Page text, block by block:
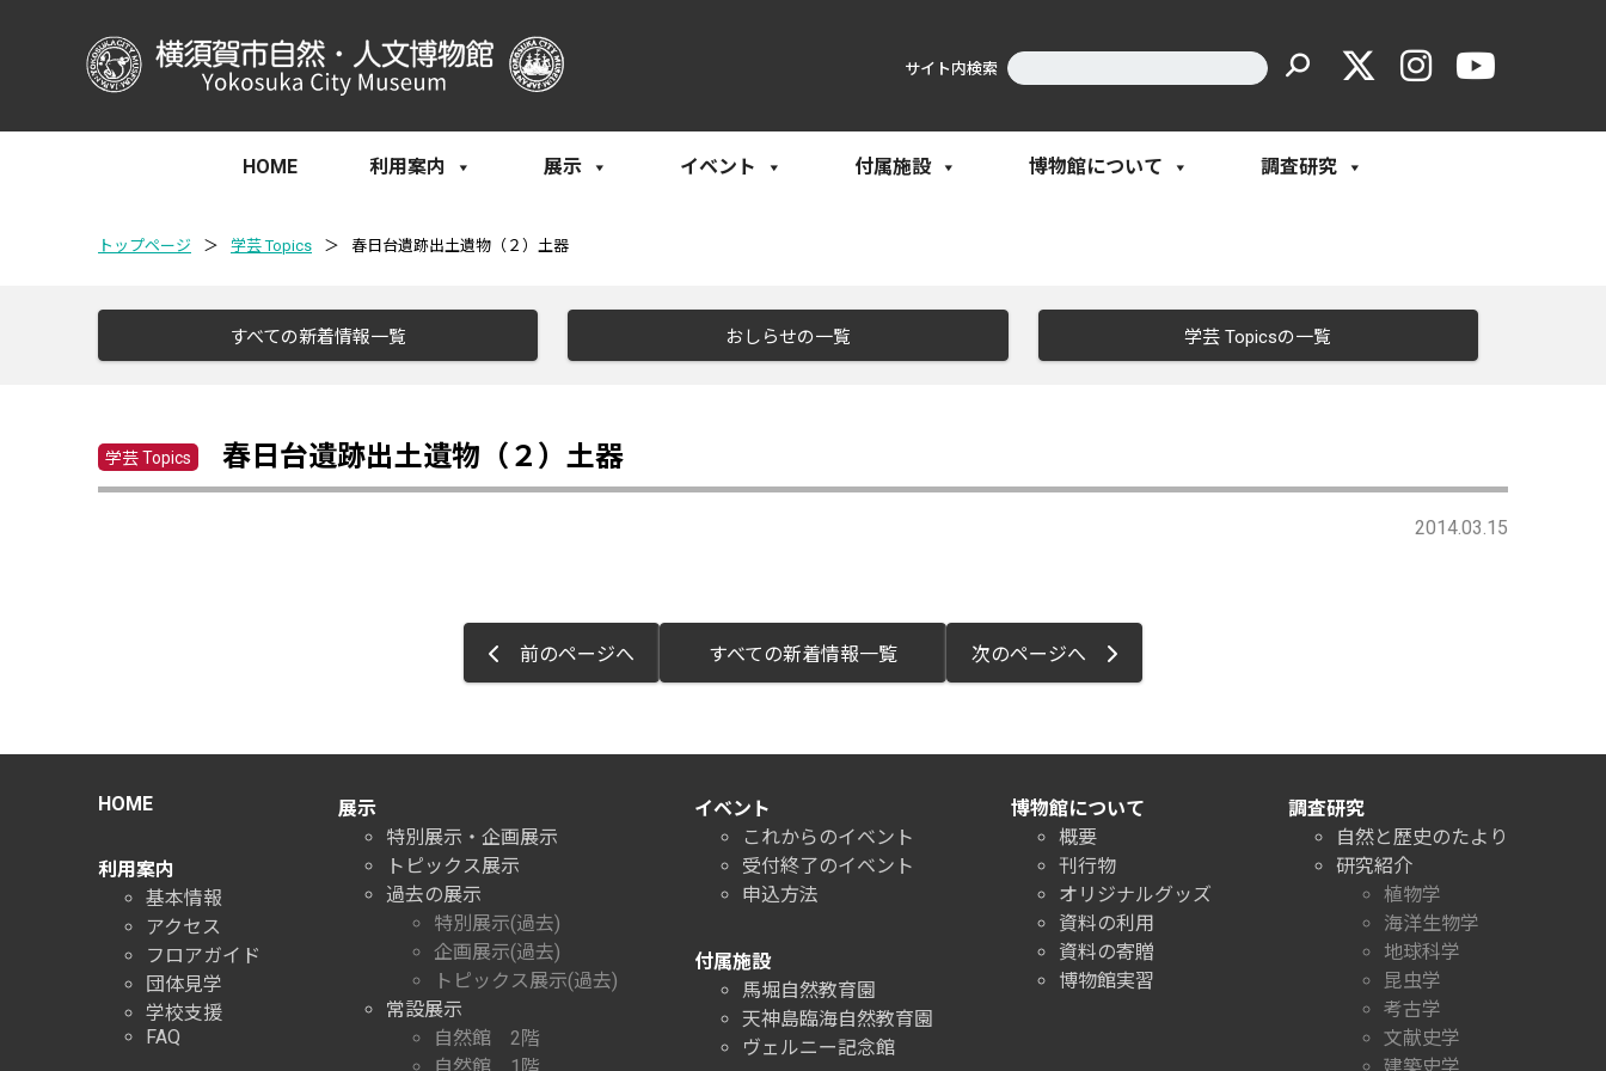
サイト内検索
HOME 利用案内 展示 イベント 付属施設 博物館について 調査研究
トップページ ＞ 学芸 Topics ＞ 春日台遺跡出土遺物（２）土器
すべての新着情報一覧 おしらせの一覧 学芸 Topicsの一覧
学芸 Topics 春日台遺跡出土遺物（２）土器
2014.03.15
前のページへ すべての新着情報一覧 次のページへ
HOME
利用案内
基本情報
アクセス
フロアガイド
団体見学
学校支援
FAQ
展示
特別展示・企画展示
トピックス展示
過去の展示
特別展示(過去)
企画展示(過去)
トピックス展示(過去)
常設展示
自然館 2階
イベント
これからのイベント
受付終了のイベント
申込方法
付属施設
馬堀自然教育園
天神島臨海自然教育園
ヴェルニー記念館
博物館について
概要
刊行物
オリジナルグッズ
資料の利用
資料の寄贈
博物館実習
調査研究
自然と歴史のたより
研究紹介
植物学
海洋生物学
地球科学
昆虫学
考古学
文献史学